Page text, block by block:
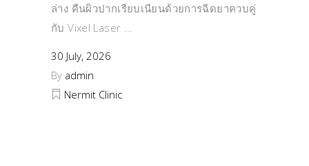
ล่าง คืนผิวปากเรียบเนียนด้วยการฉีดยาควบคู่
กับ Vixel Laser
30 July, 2026
By admin
Nermit Clinic